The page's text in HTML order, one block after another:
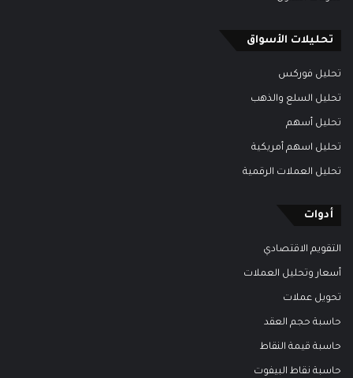
تحليلات الأسواق
تحليل فوركس
تحليل السلع والذهب
تحليل أسهم
تحليل اسهم أمريكية
تحليل العملات الرقمية
أدوات
التقويم الاقتصادي
أسعار وتحليل العملات
تحويل عملات
حاسبة حجم العقد
حاسبة قيمة النقاط
حاسبة نقاط البيفوت